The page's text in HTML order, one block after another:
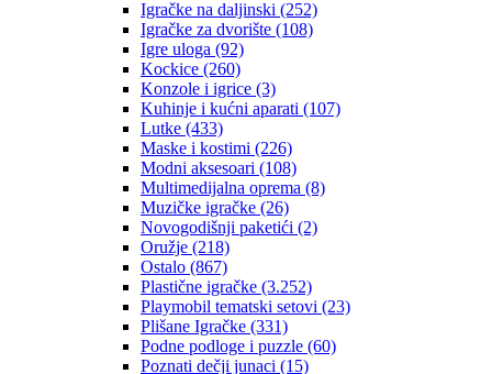
Igračke na daljinski (252)
‎Igračke za dvorište (108)
Igre uloga (92)
Kockice (260)
Konzole i igrice (3)
Kuhinje i kućni aparati (107)
Lutke (433)
Maske i kostimi (226)
Modni aksesoari (108)
Multimedijalna oprema (8)
Muzičke igračke (26)
Novogodišnji paketići (2)
Oružje (218)
Ostalo (867)
Plastične igračke (3.252)
Playmobil tematski setovi (23)
Plišane Igračke (331)
Podne podloge i puzzle (60)
Poznati dečji junaci (15)